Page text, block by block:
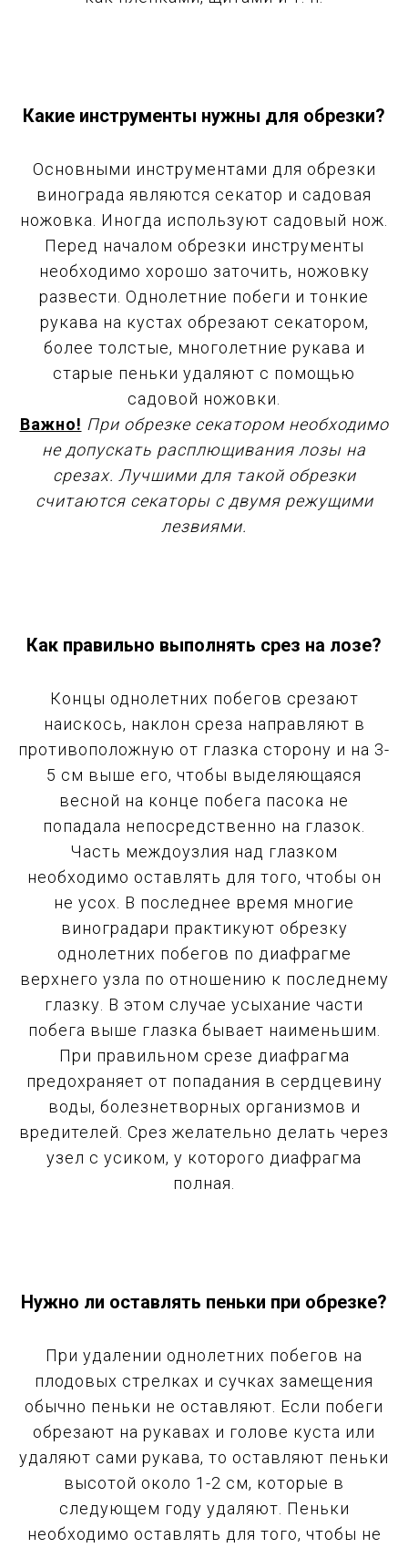
Какие инструменты нужны для обрезки?
Основными инструментами для обрезки
винограда являются секатор и садовая
ножовка. Иногда используют садовый нож.
Перед началом обрезки инструменты
необходимо хорошо заточить, ножовку
развести. Однолетние побеги и тонкие
рукава на кустах обрезают секатором,
более толстые, многолетние рукава и
старые пеньки удаляют с помощью
садовой ножовки.
Важно! При обрезке секатором необходимо
не допускать расплющивания лозы на
срезах. Лучшими для такой обрезки
считаются секаторы с двумя режущими
лезвиями.
Как правильно выполнять срез на лозе?
Концы однолетних побегов срезают
наискось, наклон среза направляют в
противоположную от глазка сторону и на 3-
5 см выше его, чтобы выделяющаяся
весной на конце побега пасока не
попадала непосредственно на глазок.
Часть междоузлия над глазком
необходимо оставлять для того, чтобы он
не усох. В последнее время многие
виноградари практикуют обрезку
однолетних побегов по диафрагме
верхнего узла по отношению к последнему
глазку. В этом случае усыхание части
побега выше глазка бывает наименьшим.
При правильном срезе диафрагма
предохраняет от попадания в сердцевину
воды, болезнетворных организмов и
вредителей. Срез желательно делать через
узел с усиком, у которого диафрагма
полная.
Нужно ли оставлять пеньки при обрезке?
При удалении однолетних побегов на
плодовых стрелках и сучках замещения
обычно пеньки не оставляют. Если побеги
обрезают на рукавах и голове куста или
удаляют сами рукава, то оставляют пеньки
высотой около 1-2 см, которые в
следующем году удаляют. Пеньки
необходимо оставлять для того, чтобы не